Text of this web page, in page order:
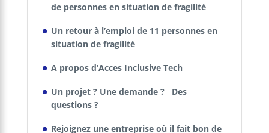
de personnes en situation de fragilité
Un retour à l’emploi de 11 personnes en
situation de fragilité
A propos d’Acces Inclusive Tech
Un projet ? Une demande ? Des
questions ?
Rejoignez une entreprise où il fait bon de